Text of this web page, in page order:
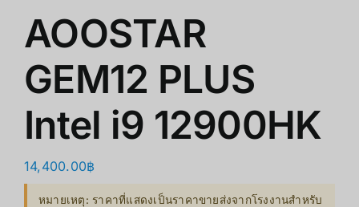
AOOSTAR
GEM12 PLUS
Intel i9 12900HK
14,400.00฿
หมายเหตุ: ราคาที่แสดงเป็นราคาขายส่งจากโรงงานสำหรับ